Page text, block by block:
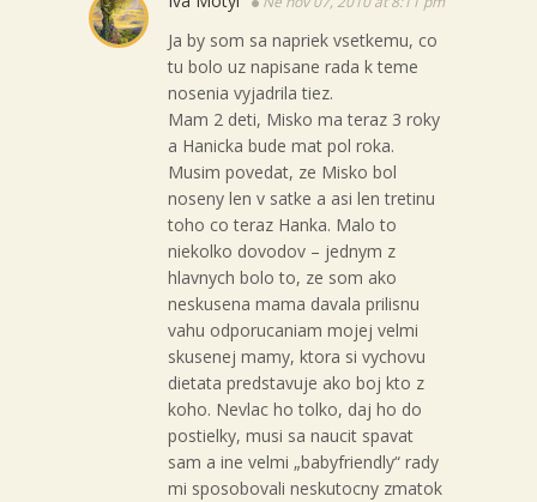
Ja by som sa napriek vsetkemu, co
tu bolo uz napisane rada k teme
nosenia vyjadrila tiez.
Mam 2 deti, Misko ma teraz 3 roky
a Hanicka bude mat pol roka.
Musim povedat, ze Misko bol
noseny len v satke a asi len tretinu
toho co teraz Hanka. Malo to
niekolko dovodov – jednym z
hlavnych bolo to, ze som ako
neskusena mama davala prilisnu
vahu odporucaniam mojej velmi
skusenej mamy, ktora si vychovu
dietata predstavuje ako boj kto z
koho. Nevlac ho tolko, daj ho do
postielky, musi sa naucit spavat
sam a ine velmi „babyfriendly“ rady
mi sposobovali neskutocny zmatok